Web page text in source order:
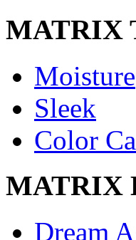
MATRIX
Moisture
Sleek
Color
MATRIX
Dream